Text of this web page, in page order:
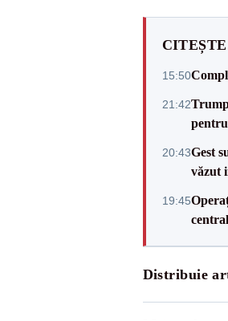
15:50
21:42
20:43Gest
văzut
19:45
Distribuie